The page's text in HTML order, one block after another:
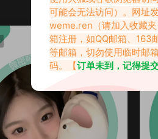
VIP
可能会无法访问）。网址
weme.ren （请加入收藏
箱注册，如QQ邮箱、163
等邮箱，切勿使用临时邮
码。【订单未到，记得提